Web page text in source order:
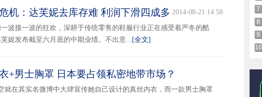
机：达芙妮去库存难 利润下滑四成多 2014-08-21 14:58
波接一波的狂欢，深耕于传统零售的鞋服行业正在感受着严冬的酷
妮发布截至六月底的中期业绩。不出意... [全文]
+男士胸罩 日本要占领私密地带市场？
就在其实名微博中大肆宣传她自己设计的真丝内衣，而一款男士胸罩
7
8
9
10